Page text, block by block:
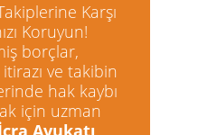
Karşı
Koruyun!
borçlar,
itirazı ve takibin
hak kaybı
için uzman